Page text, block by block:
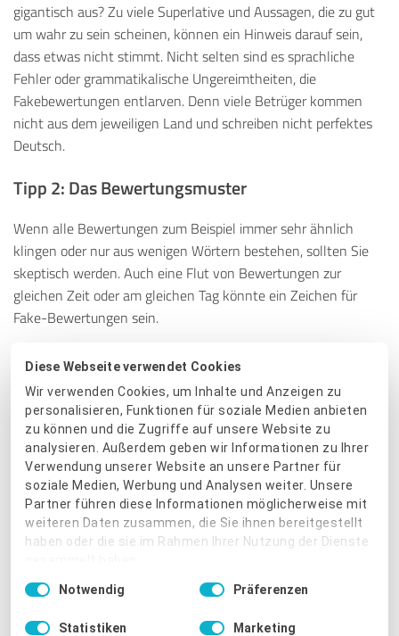
Diese Webseite verwendet Cookies
Wir verwenden Cookies, um Inhalte und Anzeigen zu
personalisieren, Funktionen für soziale Medien anbieten
zu können und die Zugriffe auf unsere Website zu
analysieren. Außerdem geben wir Informationen zu Ihrer
Verwendung unserer Website an unsere Partner für
soziale Medien, Werbung und Analysen weiter. Unsere
Partner führen diese Informationen möglicherweise mit
weiteren Daten zusammen, die Sie ihnen bereitgestellt
haben oder die sie im Rahmen Ihrer Nutzung der Dienste
Impressum|Datenschutzbestimmungen
Notwendig Präferenzen
Statistiken Marketing
gigantisch aus? Zu viele Superlative und Aussagen, die zu gut
um wahr zu sein scheinen, können ein Hinweis darauf sein,
dass etwas nicht stimmt. Nicht selten sind es sprachliche
Fehler oder grammatikalische Ungereimtheiten, die
Fakebewertungen entlarven. Denn viele Betrüger kommen
nicht aus dem jeweiligen Land und schreiben nicht perfektes
Deutsch.
Tipp 2: Das Bewertungsmuster
Wenn alle Bewertungen zum Beispiel immer sehr ähnlich
klingen oder nur aus wenigen Wörtern bestehen, sollten Sie
skeptisch werden. Auch eine Flut von Bewertungen zur
gleichen Zeit oder am gleichen Tag könnte ein Zeichen für
Fake-Bewertungen sein.
Tipp 3:Der Bewertende/die Bewertende
Der Name des Bewertenden kann ebenfalls einen Hinweis
bereithalten. Folgen in mehreren auffallend positiven
Bewertungen Namen wie „Mäuschen3017“ oder „Hans605“
aufeinander, könnte dies ein Schema darstellen. Es muss nicht
immer der Vor- und Nachname genannt werden, aber
manchmal lohnt es sich, genauer hinzuschauen.Verschaffen
Sie sich also einen kurzenÜberblick über die Nutzer hinter den
Tipp 4: Eigenwerbung mit Hinweis auf Produkt
der eigenen Firma